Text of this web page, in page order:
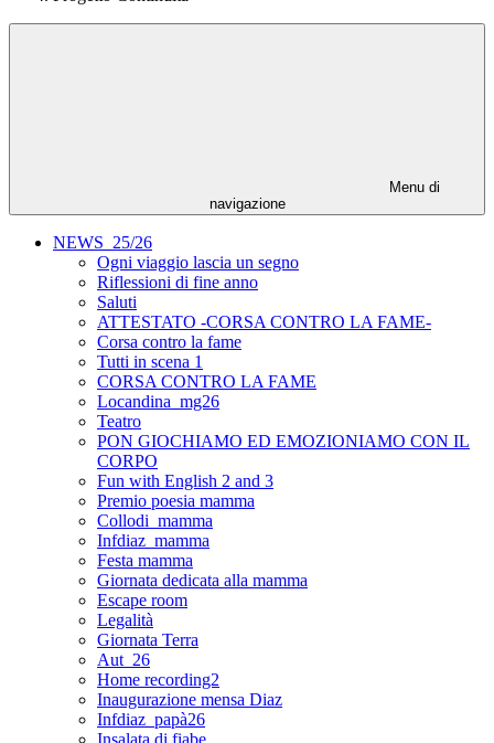
Menu di
navigazione
NEWS_25/26
Ogni viaggio lascia un segno
Riflessioni di fine anno
Saluti
ATTESTATO -CORSA CONTRO LA FAME-
Corsa contro la fame
Tutti in scena 1
CORSA CONTRO LA FAME
Locandina_mg26
Teatro
PON GIOCHIAMO ED EMOZIONIAMO CON IL
CORPO
Fun with English 2 and 3
Premio poesia mamma
Collodi_mamma
Infdiaz_mamma
Festa mamma
Giornata dedicata alla mamma
Escape room
Legalità
Giornata Terra
Aut_26
Home recording2
Inaugurazione mensa Diaz
Infdiaz_papà26